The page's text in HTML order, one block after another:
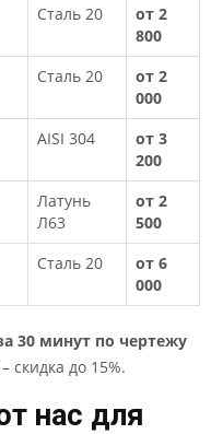
Сталь 20
от 2
800
Сталь 20
от 2
000
AISI 304
от 3
200
Латунь
Л63
от 2
500
Сталь 20
от 6
000
30 минут по чертежу
скидка до 15%.
нас для